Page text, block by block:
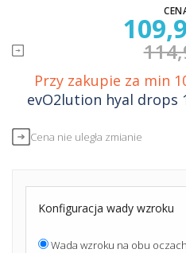
Przy zakupie za min
evO2lution hyal drops
Cena nie uległa zmianie
Konfiguracja wady wzroku
Wada wzroku na obu